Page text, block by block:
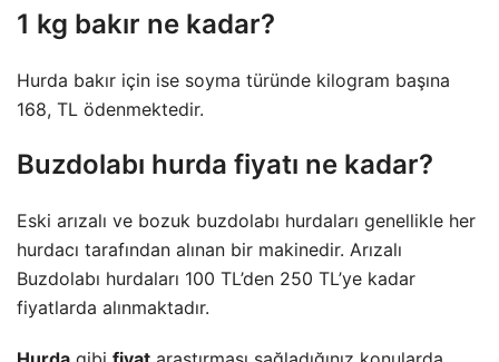
1 kg bakır ne kadar?
Hurda bakır için ise soyma türünde kilogram başına
168, TL ödenmektedir.
Buzdolabı hurda fiyatı ne kadar?
Eski arızalı ve bozuk buzdolabı hurdaları genellikle her
hurdacı tarafından alınan bir makinedir. Arızalı
Buzdolabı hurdaları 100 TL’den 250 TL’ye kadar
fiyatlarda alınmaktadır.